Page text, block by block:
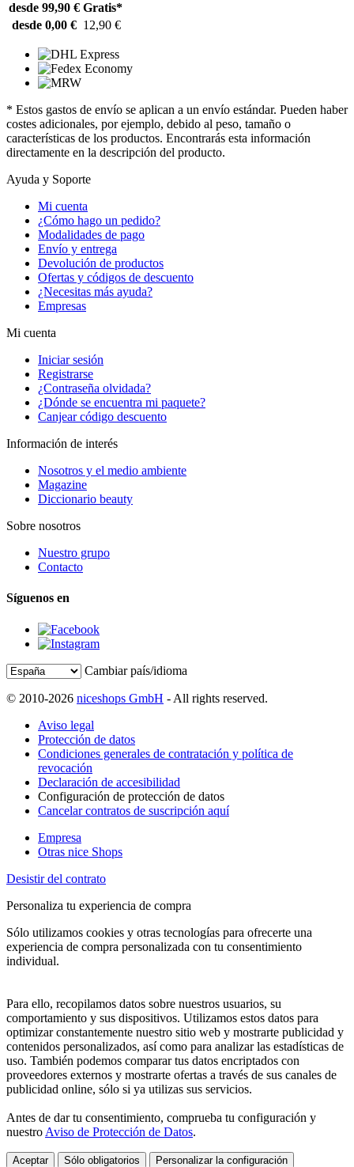
desde 99,90 € Gratis*
desde 0,00 € 12,90 €
* Estos gastos de envío se aplican a un envío estándar. Pueden haber
costes adicionales, por ejemplo, debido al peso, tamaño o
características de los productos. Encontrarás esta información
directamente en la descripción del producto.
Ayuda y Soporte
Mi cuenta
¿Cómo hago un pedido?
Modalidades de pago
Envío y entrega
Devolución de productos
Ofertas y códigos de descuento
¿Necesitas más ayuda?
Empresas
Mi cuenta
Iniciar sesión
Registrarse
¿Contraseña olvidada?
¿Dónde se encuentra mi paquete?
Canjear código descuento
Información de interés
Nosotros y el medio ambiente
Magazine
Diccionario beauty
Sobre nosotros
Nuestro grupo
Contacto
Síguenos en
Cambiar país/idioma
© 2010-2026 niceshops GmbH - All rights reserved.
Aviso legal
Protección de datos
Condiciones generales de contratación y política de
revocación
Declaración de accesibilidad
Configuración de protección de datos
Cancelar contratos de suscripción aquí
Empresa
Otras nice Shops
Desistir del contrato
Personaliza tu experiencia de compra
Sólo utilizamos cookies y otras tecnologías para ofrecerte una
experiencia de compra personalizada con tu consentimiento
individual.
Para ello, recopilamos datos sobre nuestros usuarios, su
comportamiento y sus dispositivos. Utilizamos estos datos para
optimizar constantemente nuestro sitio web y mostrarte publicidad y
contenidos personalizados, así como para analizar las estadísticas de
uso. También podemos comparar tus datos encriptados con
proveedores externos y mostrarte ofertas a través de sus canales de
publicidad online, sólo si ya utilizas sus servicios.
Antes de dar tu consentimiento, comprueba tu configuración y
nuestro Aviso de Protección de Datos.
Aceptar Sólo obligatorios Personalizar la configuración